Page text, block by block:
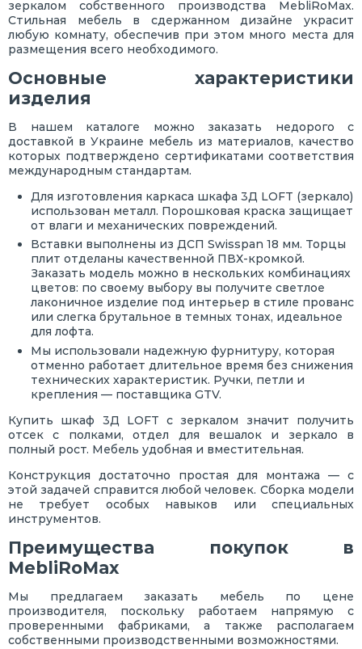
зеркалом собственного производства MebliRoMax.
Стильная мебель в сдержанном дизайне украсит
любую комнату, обеспечив при этом много места для
размещения всего необходимого.
Основные характеристики
изделия
В нашем каталоге можно заказать недорого с
доставкой в Украине мебель из материалов, качество
которых подтверждено сертификатами соответствия
международным стандартам.
Для изготовления каркаса шкафа 3Д LOFT (зеркало)
использован металл. Порошковая краска защищает
от влаги и механических повреждений.
Вставки выполнены из ДСП Swisspan 18 мм. Торцы
плит отделаны качественной ПВХ-кромкой.
Заказать модель можно в нескольких комбинациях
цветов: по своему выбору вы получите светлое
лаконичное изделие под интерьер в стиле прованс
или слегка брутальное в темных тонах, идеальное
для лофта.
Мы использовали надежную фурнитуру, которая
отменно работает длительное время без снижения
технических характеристик. Ручки, петли и
крепления — поставщика GTV.
Купить шкаф 3Д LOFT с зеркалом значит получить
отсек с полками, отдел для вешалок и зеркало в
полный рост. Мебель удобная и вместительная.
Конструкция достаточно простая для монтажа — с
этой задачей справится любой человек. Сборка модели
не требует особых навыков или специальных
инструментов.
Преимущества покупок в
MebliRoMax
Мы предлагаем заказать мебель по цене
производителя, поскольку работаем напрямую с
проверенными фабриками, а также располагаем
собственными производственными возможностями.